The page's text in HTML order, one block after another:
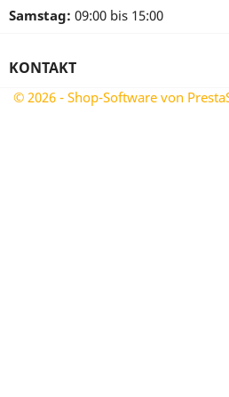
Samstag: 09:00 bis 15:00
KONTAKT
© 2026 - Shop-Software von